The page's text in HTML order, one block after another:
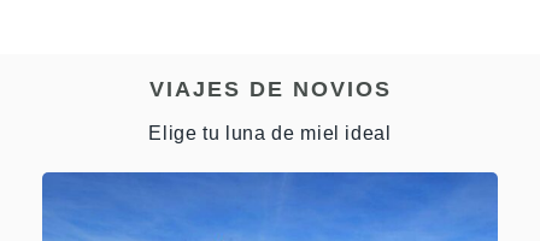
VIAJES DE NOVIOS
Elige tu luna de miel ideal